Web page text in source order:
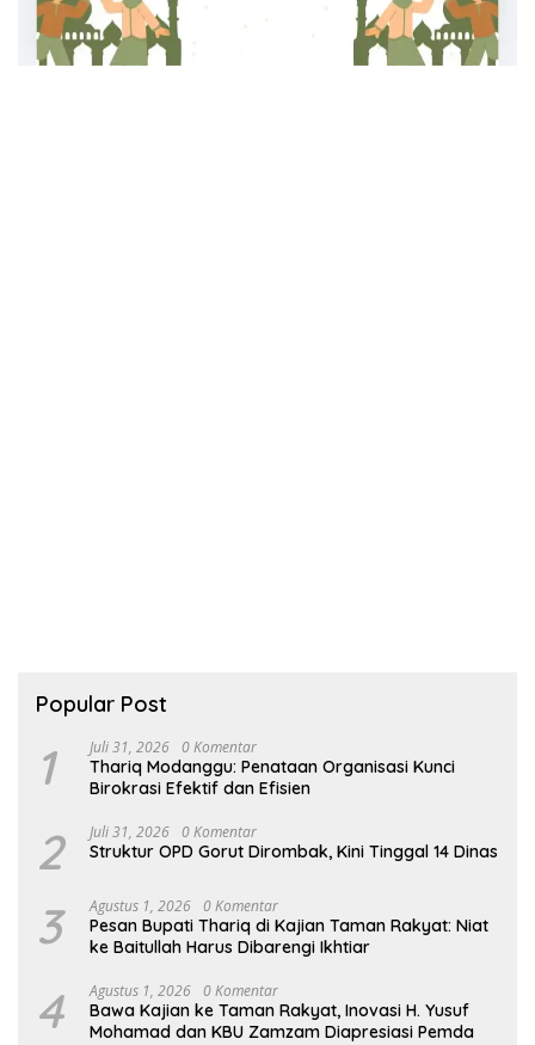
Popular Post
1 Juli 31, 2026 0 Komentar
Thariq Modanggu: Penataan Organisasi Kunci
Birokrasi Efektif dan Efisien
2 Juli 31, 2026 0 Komentar
Struktur OPD Gorut Dirombak, Kini Tinggal 14 Dinas
3 Agustus 1, 2026 0 Komentar
Pesan Bupati Thariq di Kajian Taman Rakyat: Niat
ke Baitullah Harus Dibarengi Ikhtiar
4 Agustus 1, 2026 0 Komentar
Bawa Kajian ke Taman Rakyat, Inovasi H. Yusuf
Mohamad dan KBU Zamzam Diapresiasi Pemda